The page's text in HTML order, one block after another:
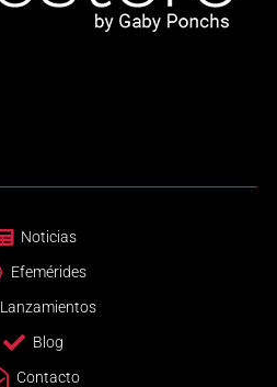
Noticias
Efemérides
Lanzamientos
Blog
Contacto